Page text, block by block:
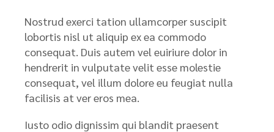
Nostrud exerci tation ullamcorper suscipit
lobortis nisl ut aliquip ex ea commodo
consequat. Duis autem vel euiriure dolor in
hendrerit in vulputate velit esse molestie
consequat, vel illum dolore eu feugiat nulla
facilisis at ver eros mea.
Iusto odio dignissim qui blandit praesent